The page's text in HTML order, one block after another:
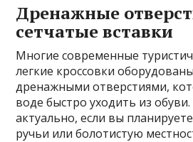
Дренажные
сетчатые вставки
Многие современные
легкие кроссовки
дренажными отверстиями,
воде быстро уходить из
актуально, если вы
ручьи или болотистую